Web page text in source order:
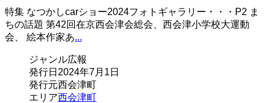
特集 なつかしcarショー2024フォトギャラリー・・・P2 ま
ちの話題 第42回在京西会津会総会、西会津小学校大運動
会、 絵本作家あ...
ジャンル広報
発行日 2024年7月1日
発行元西会津町
エリア西会津町